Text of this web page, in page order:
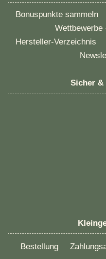
Bonuspunkte sammeln
Wettbewerbe
Hersteller-Verzeichnis
Sicher &
Bestellung